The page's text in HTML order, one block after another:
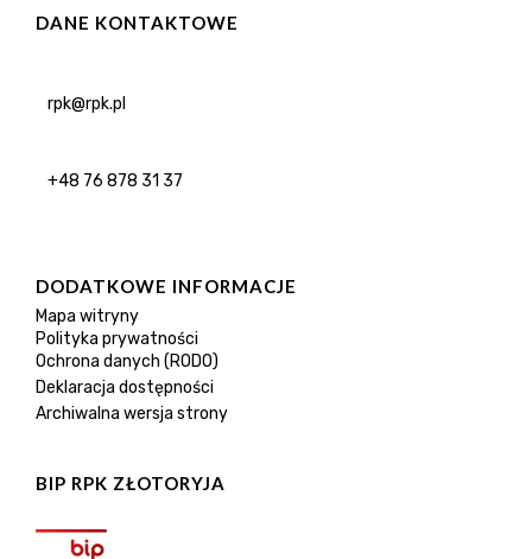
DANE KONTAKTOWE
rpk@rpk.pl
+48 76 878 31 37
DODATKOWE INFORMACJE
Mapa witryny
Polityka prywatności
Ochrona danych (RODO)
Deklaracja dostępności
Archiwalna wersja strony
BIP RPK ZŁOTORYJA